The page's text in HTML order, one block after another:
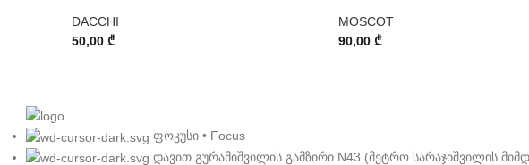
DACCHI
50,00 ₾
MOSCOT
90,00 ₾
ფოკუსი • Focus
დავით გურამიშვილის გამზირი N43 (მეტრო სარაჯიშვილის